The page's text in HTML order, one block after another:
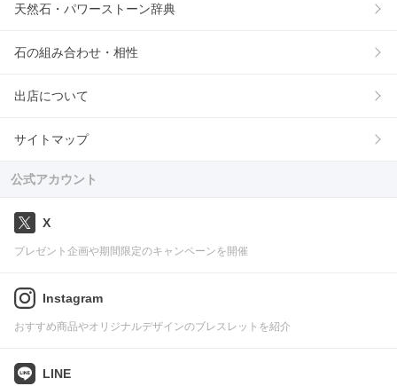
天然石・パワーストーン辞典
石の組み合わせ・相性
出店について
サイトマップ
公式アカウント
X
プレゼント企画や期間限定のキャンペーンを開催
Instagram
おすすめ商品やオリジナルデザインのブレスレットを紹介
LINE